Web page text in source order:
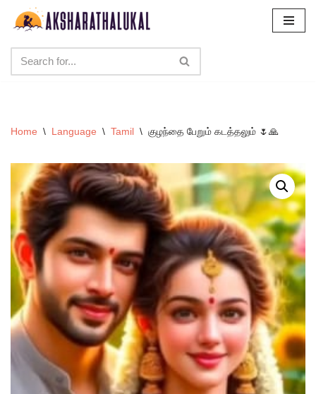
content
Home \ Language \ Tamil \ குழந்தை பேறும் கடத்தலும் 🌷🙏